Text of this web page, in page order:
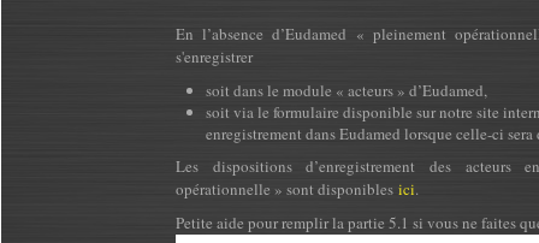
En l’absence d’Eudamed « pleinement
s'enregistrer
soit dans le module « acteurs » d’Eudamed,
soit via le formulaire disponible sur notre site
enregistrement dans Eudamed lorsque celle-ci
Les dispositions d’enregistrement des acteurs
opérationnelle » sont disponibles ici.
Petite aide pour remplir la partie 5.1 si vous ne faites